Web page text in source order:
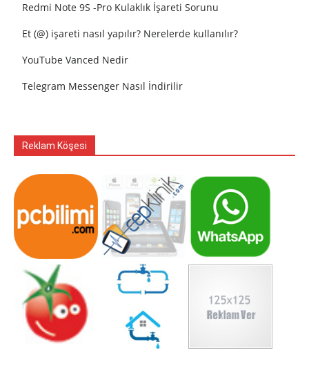
Redmi Note 9S -Pro Kulaklık İşareti Sorunu
Et (@) işareti nasıl yapılır? Nerelerde kullanılır?
YouTube Vanced Nedir
Telegram Messenger Nasıl İndirilir
Reklam Köşesi